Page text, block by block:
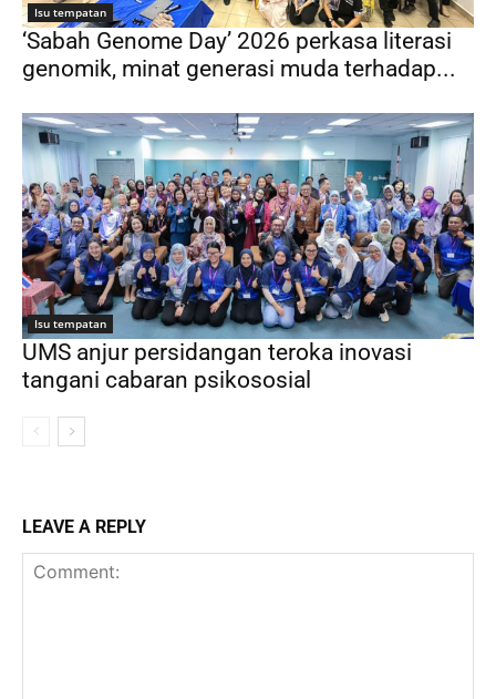
Isu tempatan
‘Sabah Genome Day’ 2026 perkasa literasi
genomik, minat generasi muda terhadap...
Isu tempatan
UMS anjur persidangan teroka inovasi
tangani cabaran psikososial
LEAVE A REPLY